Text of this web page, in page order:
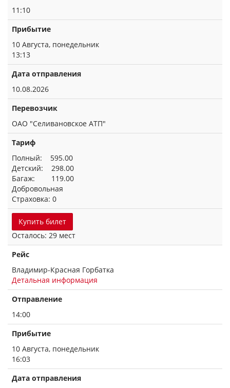
11:10
Прибытие
10 Августа, понедельник
13:13
Дата отправления
10.08.2026
Перевозчик
ОАО "Селивановское АТП"
Тариф
Полный: 595.00
Детский: 298.00
Багаж: 119.00
Добровольная
Страховка: 0
Купить билет
Осталось: 29 мест
Рейс
Владимир-Красная Горбатка
Детальная информация
Отправление
14:00
Прибытие
10 Августа, понедельник
16:03
Дата отправления